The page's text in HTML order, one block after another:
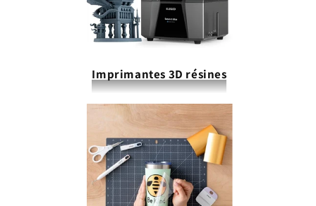
Imprimantes 3D résines